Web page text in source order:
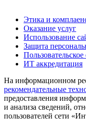
Этика и
Оказание услуг
Использование
Защита
ИТ аккредитация
На информационном
рекомендательные
предоставления
и анализа сведений,
пользователей сети